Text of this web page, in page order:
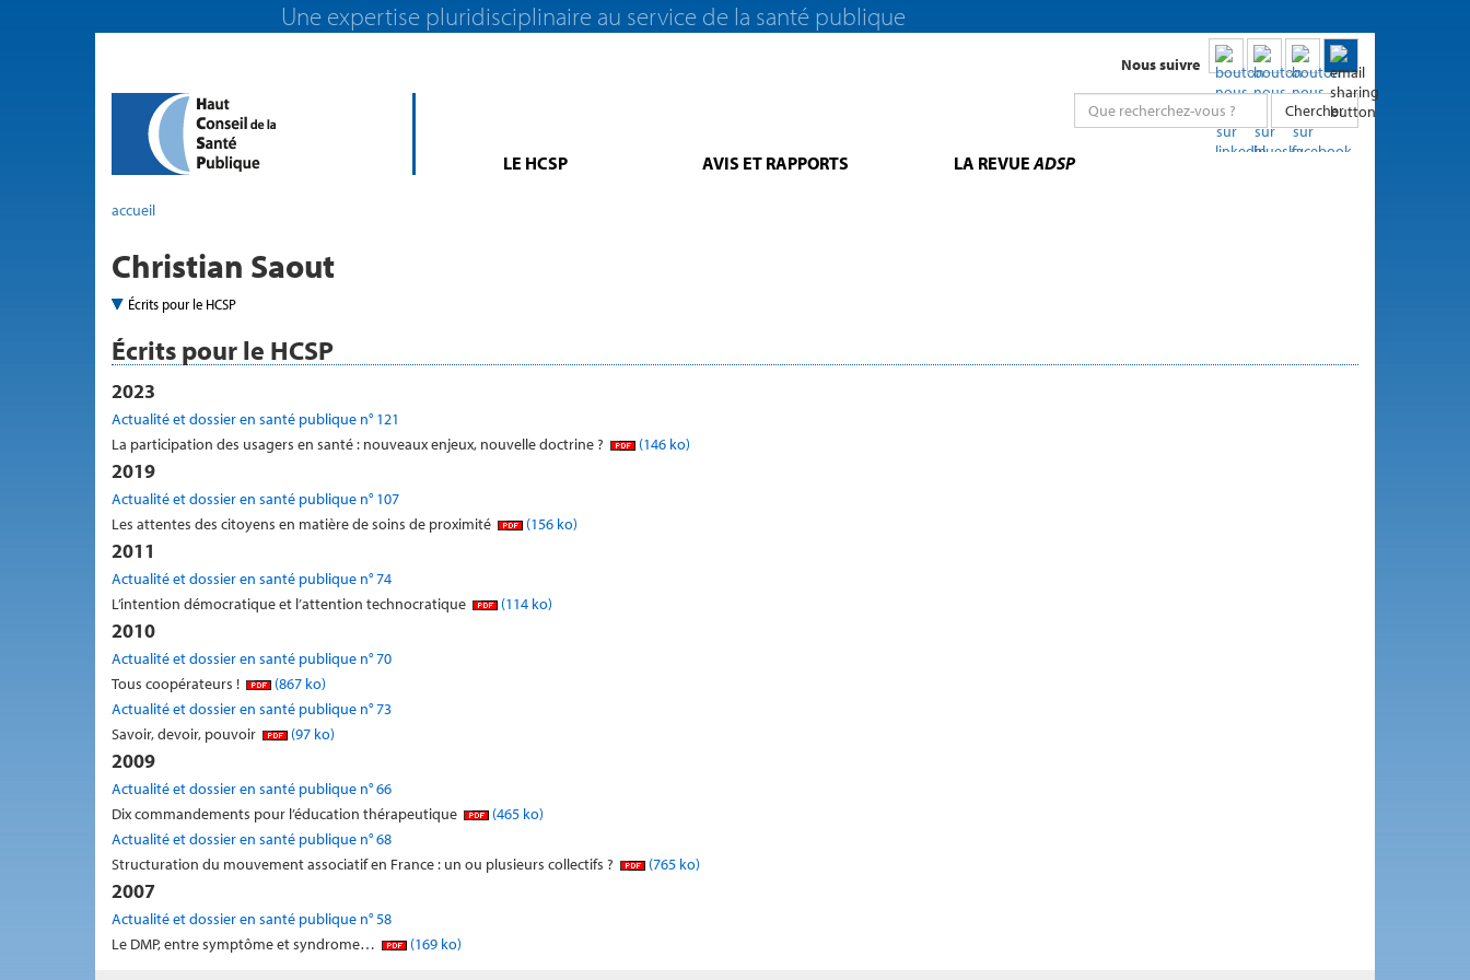
Une expertise pluridisciplinaire au service de la santé publique
Nous suivre
Chercher
LE HCSP AVIS ET RAPPORTS LA REVUEADSP
accueil
Christian Saout
Écrits pour le HCSP
Écrits pour le HCSP
2023
Actualité et dossier en santé publique n° 121
La participation des usagers en santé : nouveaux enjeux, nouvelle doctrine ?
(146 ko)
2019
Actualité et dossier en santé publique n° 107
Les attentes des citoyens en matière de soins de proximité
(156 ko)
2011
Actualité et dossier en santé publique n° 74
L’intention démocratique et l’attention technocratique
(114 ko)
2010
Actualité et dossier en santé publique n° 70
Tous coopérateurs !
(867 ko)
Actualité et dossier en santé publique n° 73
Savoir, devoir, pouvoir
(97 ko)
2009
Actualité et dossier en santé publique n° 66
Dix commandements pour l’éducation thérapeutique
(465 ko)
Actualité et dossier en santé publique n° 68
Structuration du mouvement associatif en France : un ou plusieurs collectifs ?
(765 ko)
2007
Actualité et dossier en santé publique n° 58
Le DMP, entre symptôme et syndrome…
(169 ko)